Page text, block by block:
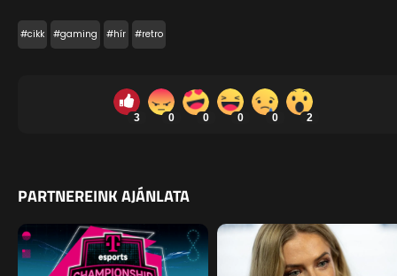
#cikk #gaming #hír #retro
3 0 0 0 0 2
PARTNEREINK AJÁNLATA